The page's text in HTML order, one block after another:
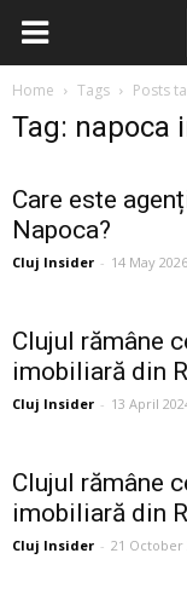
Home Tags Posts
Tag: napoca
Care este
Napoca?
Cluj Insider - 14 May 2026
Clujul rămâne
imobiliară din
Cluj Insider - 13 April
Clujul rămâne
imobiliară din
Cluj Insider - 21 October